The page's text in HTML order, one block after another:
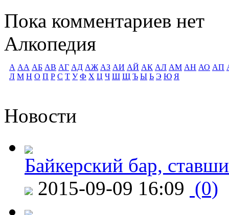
Пока комментариев нет
Алкопедия
А АА АБ АВ АГ АД АЖ АЗ АИ АЙ АК АЛ АМ АН АО АП
Л М Н О П Р С Т У Ф Х Ц Ч Ш Щ Ъ Ы Ь Э Ю Я
Новости
Байкерский бар,
2015-09-09 16:09 (0)